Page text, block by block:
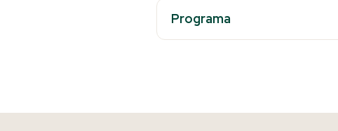
Programa